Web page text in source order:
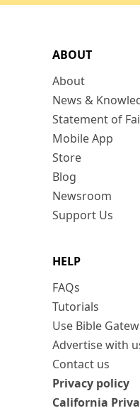
ABOUT
About
News &
Statement of
Mobile App
Store
Blog
Newsroom
Support Us
HELP
FAQs
Tutorials
Use Bible
Advertise with
Contact us
Privacy policy
California